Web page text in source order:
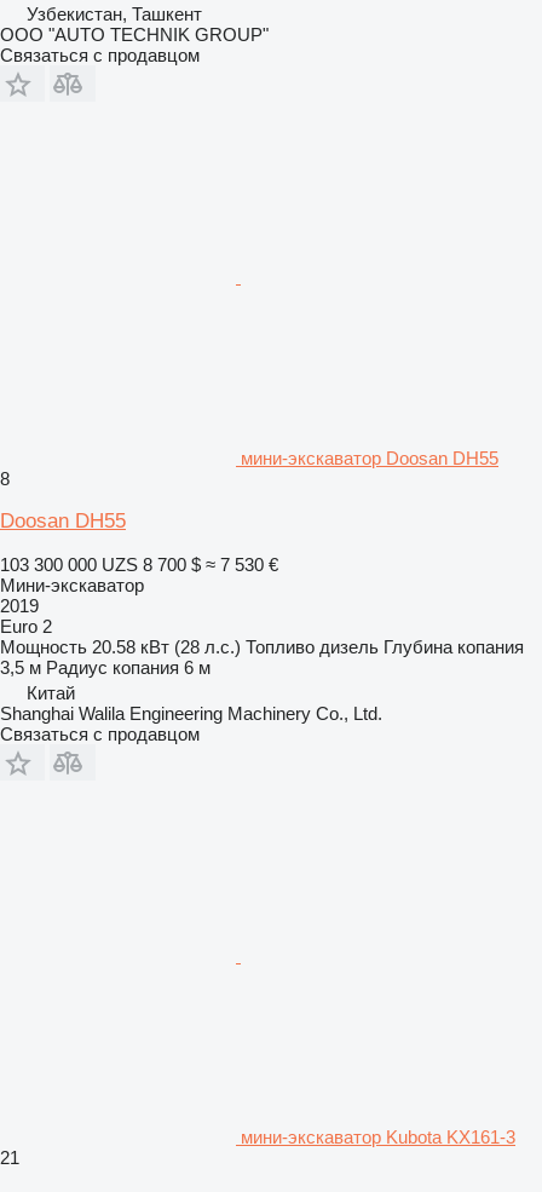
Узбекистан, Ташкент
OOO "AUTO TECHNIK GROUP"
Связаться с продавцом
мини-экскаватор Doosan DH55
8
Doosan DH55
103 300 000 UZS 8 700 $ ≈ 7 530 €
Мини-экскаватор
2019
Euro 2
Мощность 20.58 кВт (28 л.с.) Топливо дизель Глубина копания
3,5 м Радиус копания 6 м
Китай
Shanghai Walila Engineering Machinery Co., Ltd.
Связаться с продавцом
мини-экскаватор Kubota KX161-3
21